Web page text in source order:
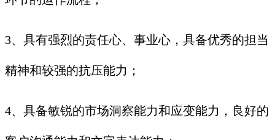
3、具有强烈的责任心、事业心，具备优秀的担当
精神和较强的抗压能力；
4、具备敏锐的市场洞察能力和应变能力，良好的